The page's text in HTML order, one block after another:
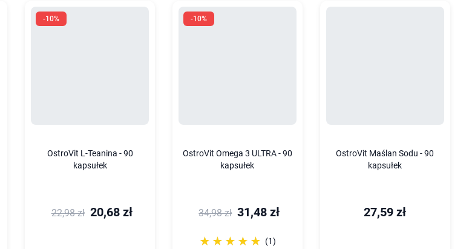
-10%
OstroVit L-Teanina - 90
kapsułek
22,98 zł 20,68 zł
-10%
OstroVit Omega 3 ULTRA - 90
kapsułek
34,98 zł 31,48 zł
☆☆☆☆☆
★★★★★ (1)
OstroVit Maślan Sodu - 90
kapsułek
27,59 zł